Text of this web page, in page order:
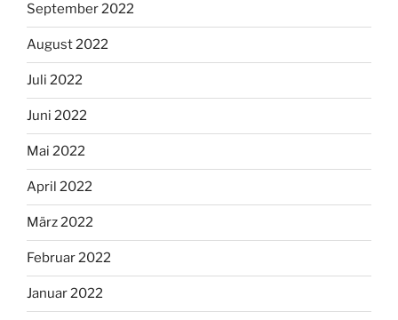
September 2022
August 2022
Juli 2022
Juni 2022
Mai 2022
April 2022
März 2022
Februar 2022
Januar 2022